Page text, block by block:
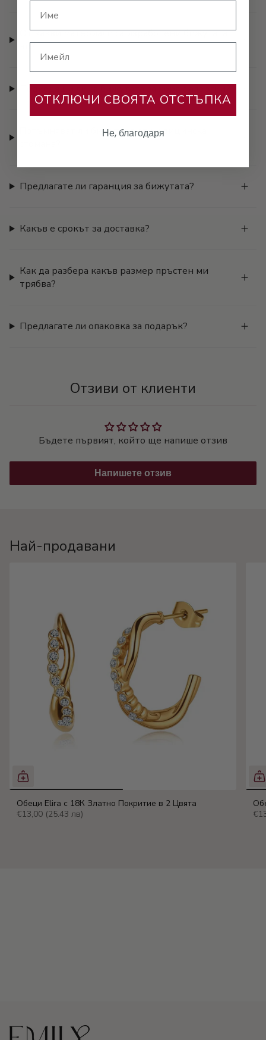
От какви материали са изработени бижутата
ви?
Потъмняват ли бижутата от медицинска
Предлагате ли гаранция за бижутата?
Какъв е срокът за доставка?
Как да разбера какъв размер пръстен ми
трябва?
Предлагате ли опаковка за подарък?
Отзиви от клиенти
Бъдете първият, който ще напише отзив
Напишете отзив
Най-продавани
Обеци Elira с 18К Златно Покритие в 2 Цвята
€13,00 (25.43 лв)
ОТКЛЮЧИ СВОЯТА ОТСТЪПКА
Не, благодаря